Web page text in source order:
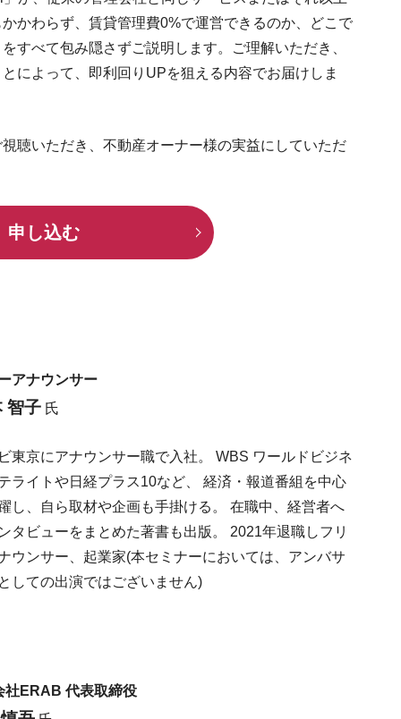
かわらず、賃貸管理費0%で運営できるのか、どこで
すべて包み隠さずご説明します。ご理解いただき、
によって、即利回りUPを狙える内容でお届けしま
聴いただき、不動産オーナー様の実益にしていただ
申し込む
アナウンサー
智子氏
東京にアナウンサー職で入社。 WBS ワールドビジネ
ライトや日経プラス10など、 経済・報道番組を中心
し、自ら取材や企画も手掛ける。 在職中、経営者へ
タビューをまとめた著書も出版。 2021年退職しフリ
ウンサー、起業家(本セミナーにおいては、アンバサ
しての出演ではございません)
社ERAB 代表取締役